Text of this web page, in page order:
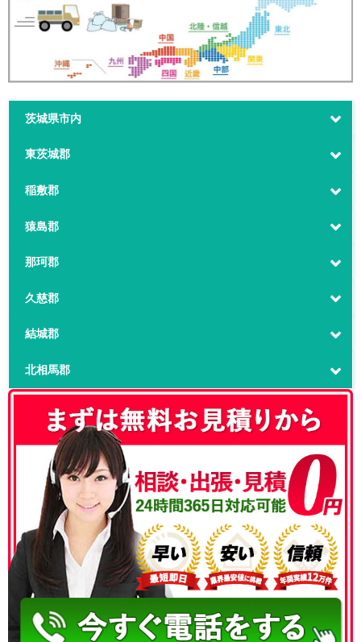
茨城県市内
東茨城郡
稲敷郡
猿島郡
那珂郡
久慈郡
結城郡
北相馬郡
050-3186-4780